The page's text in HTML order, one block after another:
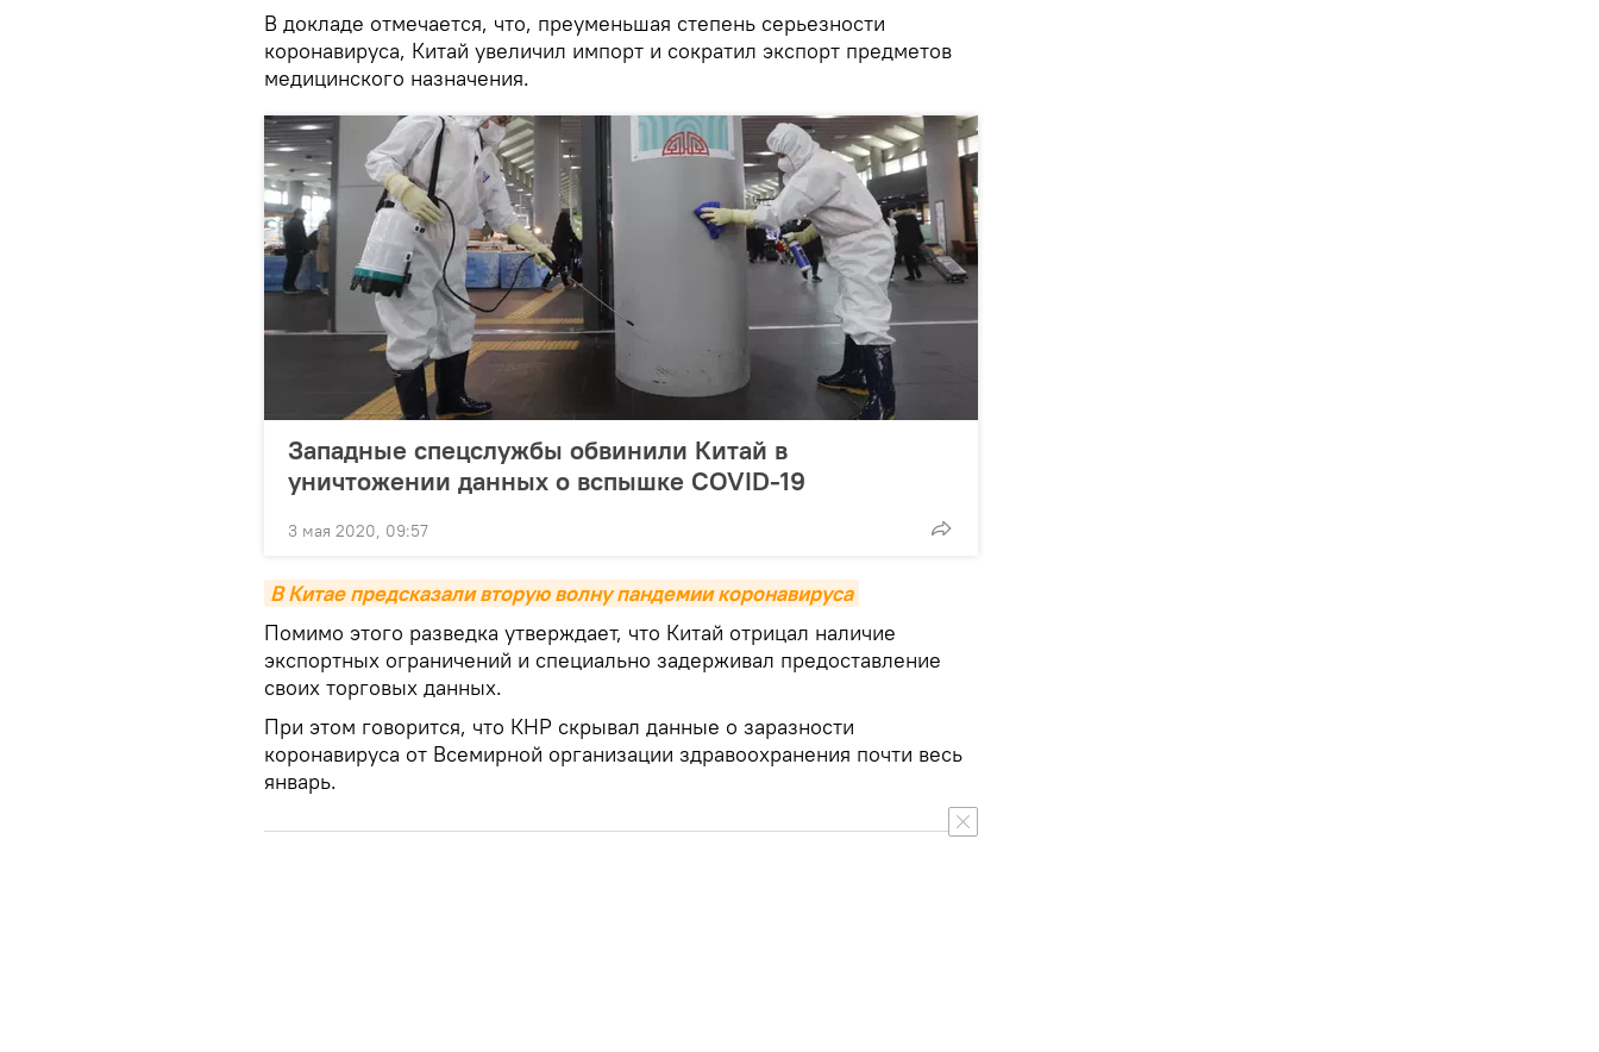
В докладе отмечается, что, преуменьшая степень серьезности
коронавируса, Китай увеличил импорт и сократил экспорт предметов
медицинского назначения.
Западные спецслужбы обвинили Китай в
уничтожении данных о вспышке COVID-19
3 мая 2020, 09:57
В Китае предсказали вторую волну пандемии коронавируса
Помимо этого разведка утверждает, что Китай отрицал наличие
экспортных ограничений и специально задерживал предоставление
своих торговых данных.
При этом говорится, что КНР скрывал данные о заразности
коронавируса от Всемирной организации здравоохранения почти весь
январь.